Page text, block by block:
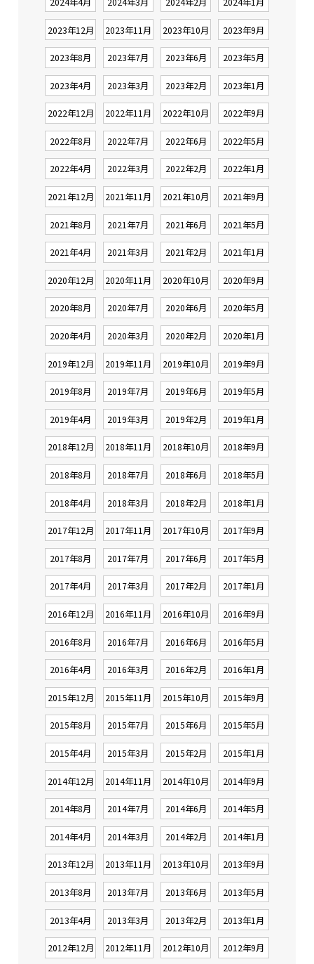
2023年12月 2023年11月 2023年10月 2023年9月
2023年8月 2023年7月 2023年6月 2023年5月
2023年4月 2023年3月 2023年2月 2023年1月
2022年12月 2022年11月 2022年10月 2022年9月
2022年8月 2022年7月 2022年6月 2022年5月
2022年4月 2022年3月 2022年2月 2022年1月
2021年12月 2021年11月 2021年10月 2021年9月
2021年8月 2021年7月 2021年6月 2021年5月
2021年4月 2021年3月 2021年2月 2021年1月
2020年12月 2020年11月 2020年10月 2020年9月
2020年8月 2020年7月 2020年6月 2020年5月
2020年4月 2020年3月 2020年2月 2020年1月
2019年12月 2019年11月 2019年10月 2019年9月
2019年8月 2019年7月 2019年6月 2019年5月
2019年4月 2019年3月 2019年2月 2019年1月
2018年12月 2018年11月 2018年10月 2018年9月
2018年8月 2018年7月 2018年6月 2018年5月
2018年4月 2018年3月 2018年2月 2018年1月
2017年12月 2017年11月 2017年10月 2017年9月
2017年8月 2017年7月 2017年6月 2017年5月
2017年4月 2017年3月 2017年2月 2017年1月
2016年12月 2016年11月 2016年10月 2016年9月
2016年8月 2016年7月 2016年6月 2016年5月
2016年4月 2016年3月 2016年2月 2016年1月
2015年12月 2015年11月 2015年10月 2015年9月
2015年8月 2015年7月 2015年6月 2015年5月
2015年4月 2015年3月 2015年2月 2015年1月
2014年12月 2014年11月 2014年10月 2014年9月
2014年8月 2014年7月 2014年6月 2014年5月
2014年4月 2014年3月 2014年2月 2014年1月
2013年12月 2013年11月 2013年10月 2013年9月
2013年8月 2013年7月 2013年6月 2013年5月
2013年4月 2013年3月 2013年2月 2013年1月
2012年12月 2012年11月 2012年10月 2012年9月